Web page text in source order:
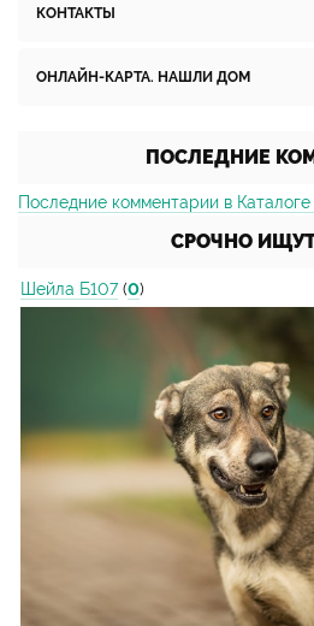
КОНТАКТЫ
ОНЛАЙН-КАРТА. НАШЛИ ДОМ
ПОСЛЕДНИЕ
Последние комментарии в
СРОЧНО
Шейла Б107 (0)